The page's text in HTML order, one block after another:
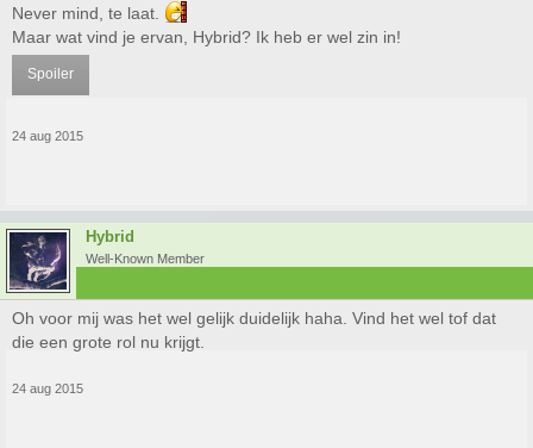
Never mind, te laat.
Maar wat vind je ervan, Hybrid? Ik heb er wel zin in!
Spoiler
24 aug 2015
Hybrid
Well-Known Member
Oh voor mij was het wel gelijk duidelijk haha. Vind het wel tof dat
die een grote rol nu krijgt.
24 aug 2015